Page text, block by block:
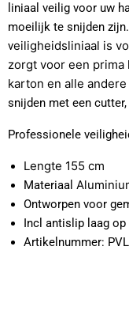
liniaal veilig voor uw
moeilijk te snijden
veiligheidsliniaal is
zorgt voor een prima
karton en alle
snijden met een
Professionele
Lengte 155 cm
Materiaal
Ontworpen voor
Incl antislip laag op
Artikelnummer: